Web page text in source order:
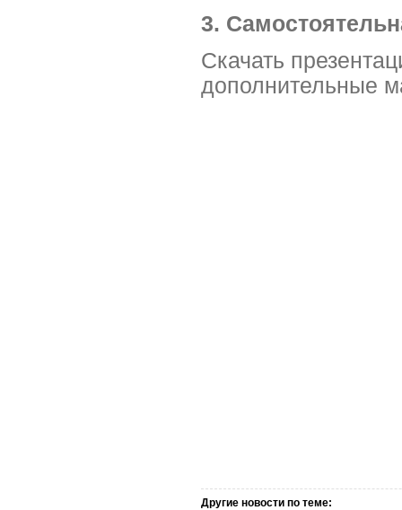
3.
Скачать
дополнительные
Другие новости по теме: